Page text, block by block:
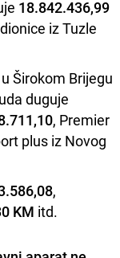
18.842.436,99
iz Tuzle
Širokom Brijegu
duguje
, Premier
plus iz Novog
,
KM itd.